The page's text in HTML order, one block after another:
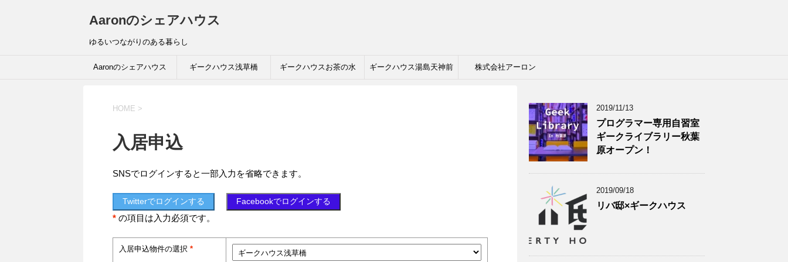
Aaronのシェアハウス
ゆるいつながりのある暮らし
Aaronのシェアハウス ギークハウス浅草橋 ギークハウスお茶の水 ギークハウス湯島天神前 株式会社アーロン
HOME >
入居申込
SNSでログインすると一部入力を省略できます。
Twitterでログインする Facebookでログインする
* の項目は入力必須です。
入居申込物件の選択 *
2019/11/13
プログラマー専用自習室
ギークライブラリー秋葉
原オープン！
2019/09/18
リバ邸×ギークハウス